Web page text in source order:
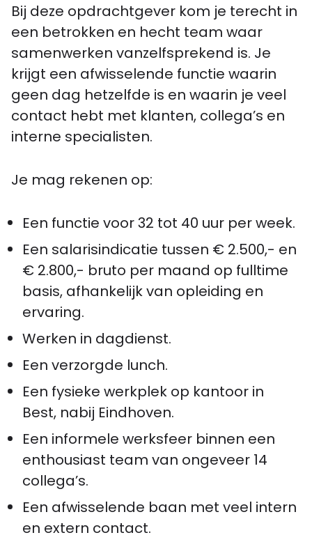
Bij deze opdrachtgever kom je terecht in
een betrokken en hecht team waar
samenwerken vanzelfsprekend is. Je
krijgt een afwisselende functie waarin
geen dag hetzelfde is en waarin je veel
contact hebt met klanten, collega’s en
interne specialisten.
Je mag rekenen op:
Een functie voor 32 tot 40 uur per week.
Een salarisindicatie tussen € 2.500,- en
€ 2.800,- bruto per maand op fulltime
basis, afhankelijk van opleiding en
ervaring.
Werken in dagdienst.
Een verzorgde lunch.
Een fysieke werkplek op kantoor in
Best, nabij Eindhoven.
Een informele werksfeer binnen een
enthousiast team van ongeveer 14
collega’s.
Een afwisselende baan met veel intern
en extern contact.